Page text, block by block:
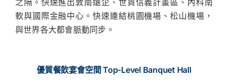
之隔。快速進出敦南遠企、世貿信義計畫區、內科南
軟與國際金融中心。快速連結桃園機場、松山機場，
與世界各大都會脈動同步。
優質餐飲宴會空間 Top-Level Banquet Hall